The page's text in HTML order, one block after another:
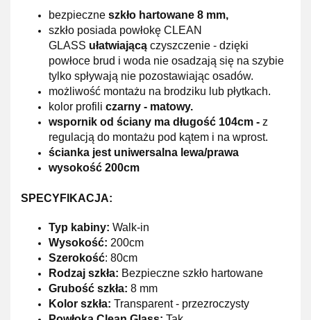
bezpieczne szkło hartowane 8 mm,
szkło posiada powłokę CLEAN
GLASS ułatwiającą czyszczenie - dzięki
powłoce brud i woda nie osadzają się na szybie
tylko spływają nie pozostawiając osadów.
możliwość montażu na brodziku lub płytkach.
kolor profili czarny - matowy.
wspornik od ściany ma długość 104cm - z
regulacją do montażu pod kątem i na wprost.
ścianka jest uniwersalna lewa/prawa
wysokość 200cm
SPECYFIKACJA:
Typ kabiny: Walk-in
Wysokość: 200cm
Szerokość: 80cm
Rodzaj szkła: Bezpieczne szkło hartowane
Grubość szkła: 8 mm
Kolor szkła: Transparent - przezroczysty